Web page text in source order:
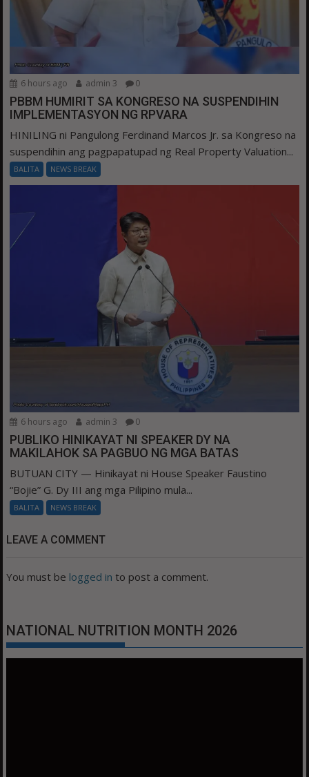
6 hours ago admin 3 0
PBBM HUMIRIT SA KONGRESO NA SUSPENDIHIN
IMPLEMENTASYON NG RPVARA
HINILING ni Pangulong Ferdinand Marcos Jr. sa Kongreso na
suspendihin ang pagpapatupad ng Real Property Valuation...
BALITA NEWS BREAK
6 hours ago admin 3 0
PUBLIKO HINIKAYAT NI SPEAKER DY NA
MAKILAHOK SA PAGBUO NG MGA BATAS
BUTUAN CITY — Hinikayat ni House Speaker Faustino
“Bojie” G. Dy III ang mga Pilipino mula...
BALITA NEWS BREAK
LEAVE A COMMENT
You must be logged in to post a comment.
NATIONAL NUTRITION MONTH 2026